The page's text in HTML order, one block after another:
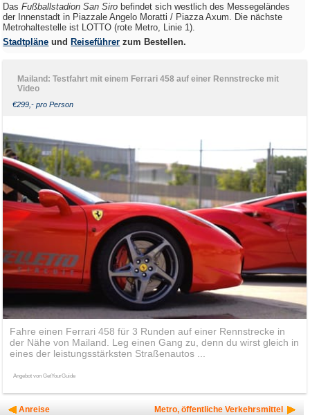
DasFußballstadion San Siro befindet sich westlich des Messegeländes
der Innenstadt in Piazzale Angelo Moratti / Piazza Axum. Die nächste
Metrohaltestelle ist LOTTO (rote Metro, Linie 1).
Stadtpläne und Reiseführer zum Bestellen.
Mailand: Testfahrt mit einem Ferrari 458 auf einer Rennstrecke mit
Video
€299,- pro Person
Fahre einen Ferrari 458 für 3 Runden auf einer Rennstrecke in
der Nähe von Mailand. Leg einen Gang zu, denn du wirst gleich in
eines der leistungsstärksten Straßenautos ...
Angebot von GetYourGuide
Anreise Metro, öffentliche Verkehrsmittel